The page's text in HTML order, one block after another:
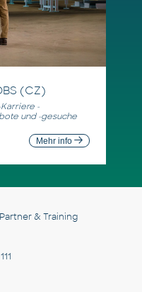
(CZ)
-
und -gesuche
Mehr info
& Training